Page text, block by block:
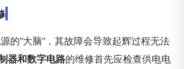
的”大脑”，其故障会导致起辉过程无法
器和数字电路的维修首先应检查供电电